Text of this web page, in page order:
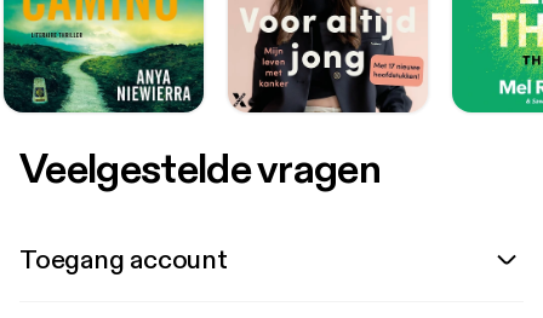
Veelgestelde vragen
Toegang account